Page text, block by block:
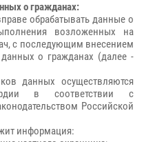
о гражданах:
обрабатывать данные о
возложенных на
с последующим внесением
о гражданах (далее -
данных осуществляются
в соответствии с
Российской
информация: